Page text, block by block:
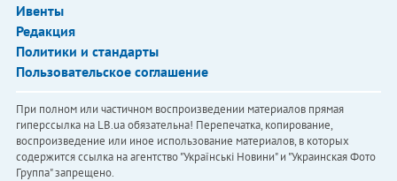
Ивенты
Редакция
Политики и стандарты
Пользовательское соглашение
При полном или частичном воспроизведении материалов прямая
гиперссылка на LB.ua обязательна! Перепечатка, копирование,
воспроизведение или иное использование материалов, в которых
содержится ссылка на агентство "Українськi Новини" и "Украинская Фото
Группа" запрещено.